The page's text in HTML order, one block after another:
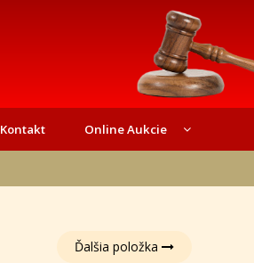
Kontakt Online Aukcie
Ďalšia položka